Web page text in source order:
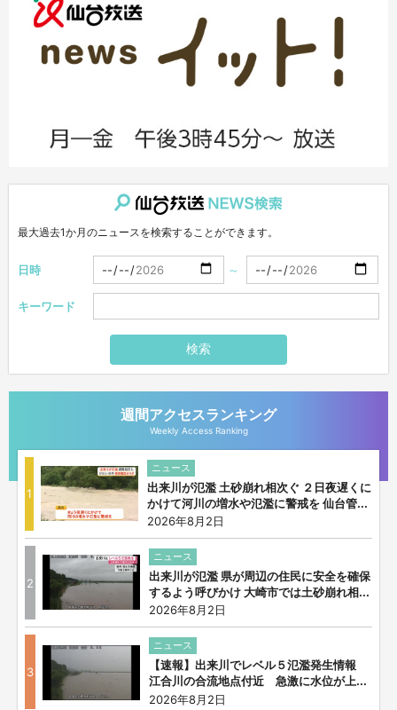
最大過去1か月のニュースを検索することができます。
日時 ～
キーワード
検索
週間アクセスランキング
Weekly Access Ranking
1
ニュース
出来川が氾濫 土砂崩れ相次ぐ ２日夜遅くに
かけて河川の増水や氾濫に警戒を 仙台管...
2026年8月2日
2
ニュース
出来川が氾濫 県が周辺の住民に安全を確保
するよう呼びかけ 大崎市では土砂崩れ相...
2026年8月2日
3
ニュース
【速報】出来川でレベル５氾濫発生情報
江合川の合流地点付近 急激に水位が上...
2026年8月2日